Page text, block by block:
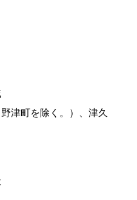
津町を除く。）、津久